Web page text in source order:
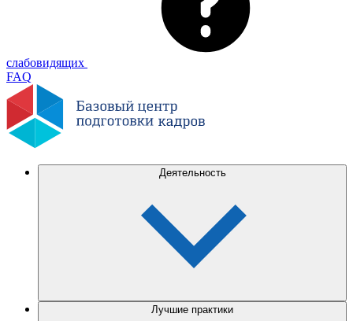
слабовидящих
FAQ
Деятельность
Лучшие практики